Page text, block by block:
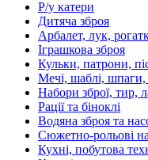
Р/у катери
Дитяча зброя
Арбалет, лук,
Іграшкова зброя
Кульки, патрони,
Мечі, шаблі,
Набори зброї, тир,
Рації та біноклі
Водяна зброя та
Сюжетно-рольові
Кухні, побутова